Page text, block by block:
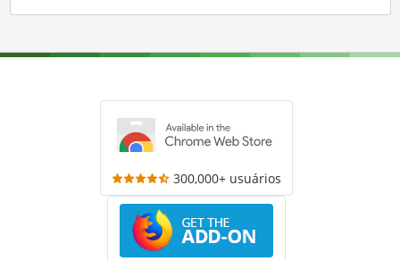
300,000+ usuários